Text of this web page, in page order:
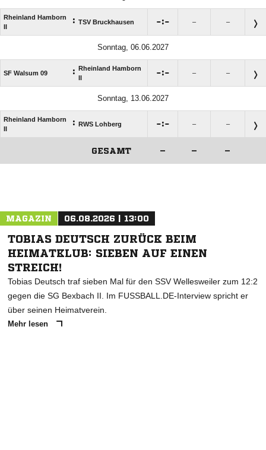
Rheinland Hamborn
II
: TSV Bruckhausen : – –
Sonntag, 06.06.2027
SF Walsum 09 : Rheinland Hamborn
II
: – –
Sonntag, 13.06.2027
Rheinland Hamborn
II
: RWS Lohberg : – –
GESAMT – – –
MAGAZIN 06.08.2026 | 13:00
TOBIAS DEUTSCH ZURÜCK BEIM
HEIMATKLUB: SIEBEN AUF EINEN
STREICH!
Tobias Deutsch traf sieben Mal für den SSV Wellesweiler zum 12:2
gegen die SG Bexbach II. Im FUSSBALL.DE-Interview spricht er
über seinen Heimatverein.
Mehr lesen